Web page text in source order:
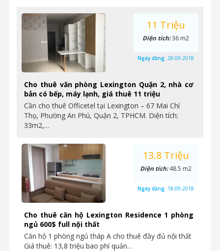
Cho thuê văn phòng Lexington Quận 2, nhà cơ
bản có bếp, máy lạnh, giá thuê 11 triệu
Cần cho thuê Officetel tại Lexington – 67 Mai Chí
Thọ, Phường An Phú, Quận 2, TPHCM. Diện tích:
33m2,…
11 Triệu
Diện tích:36 m2
Ngày đăng: 28-09-2018
Cho thuê căn hộ Lexington Residence 1 phòng
ngủ 600$ full nội thất
Căn hộ 1 phòng ngủ tháp A cho thuê đầy đủ nội thất
Giá thuê: 13,8 triệu bao phí quản…
13.8 Triệu
Diện tích:48.5 m2
Ngày đăng: 18-09-2018